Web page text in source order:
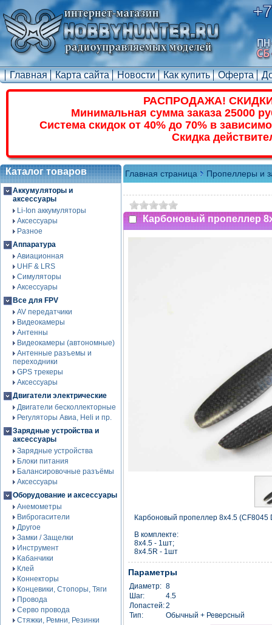
Главная Карта сайта Новости Как купить Оферта
РАСПРОДАЖА!
Минимальная сумма заказа 25000
Система скидок от 40% до 70% в
Скидка
Каталог товаров
Аккумуляторы и
аксессуары
Li-Ion аккумуляторы
Аксессуары
Разное
Аппаратура
Авиационная
UHF & LRS
Симуляторы
Аксессуары
Все для FPV
AV передатчики
Видеокамеры
Антенны
Видеокамеры (автономные)
Антенные разъемы и
переходники
GPS трекеры
Аксессуары
Двигатели электрические
Двигатели бесколлекторные
Регуляторы Авиа, Heli и пр.
Зарядные устройства и
аксессуары
Зарядные устройства
Блоки питания
Балансировочные разъёмы
Аксессуары
Оборудование и аксессуары
Анемометры
Виброгасители
Другое
Замки / Защелки
Инструмент
Кабанчики
Клей
Коннекторы
Концевики, Стопоры, Тяги
Провода
Серво провода
Стяжки, Ремни, Резинки
Главная страница Пропеллеры и
Карбоновый пропеллер
Карбоновый пропеллер 8x4.5 (CF8045
В комплекте:
8x4.5 - 1шт;
8x4.5R - 1шт
Параметры
Диаметр: 8
Шаг:
4.5
Лопастей:2
Тип:
Обычный + Реверсный